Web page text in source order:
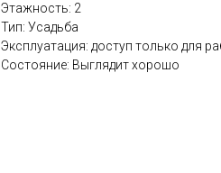
Этажность: 2
Тип: Усадьба
Эксплуатация: доступ только для
Состояние: Выглядит хорошо